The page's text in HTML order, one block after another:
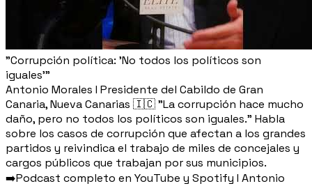
"Corrupción política: 'No todos los políticos son
iguales'"
Antonio Morales I Presidente del Cabildo de Gran
Canaria, Nueva Canarias 🇮🇨 "La corrupción hace mucho
daño, pero no todos los políticos son iguales." Habla
sobre los casos de corrupción que afectan a los grandes
partidos y reivindica el trabajo de miles de concejales y
cargos públicos que trabajan por sus municipios.
➡️Podcast completo en YouTube y Spotify I Antonio